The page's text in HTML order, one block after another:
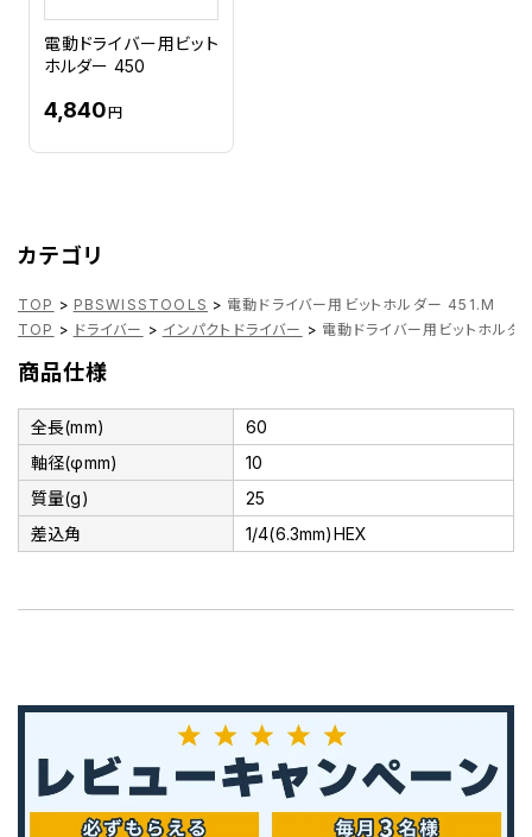
電動ドライバー用ビット
ホルダー 450
4,840円
カテゴリ
TOP > PBSWISSTOOLS > 電動ドライバー用ビットホルダー 451.M
TOP > ドライバー > インパクトドライバー > 電動ドライバー用ビットホル
商品仕様
全長(mm)
60
軸径(φmm)
10
質量(g)
25
差込角
1/4(6.3mm)HEX